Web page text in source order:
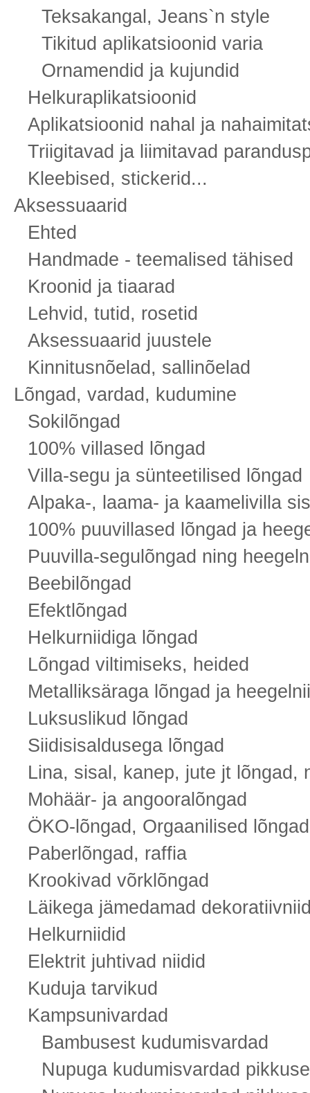
Teksakangal, Jeans`n style
Tikitud aplikatsioonid varia
Ornamendid ja kujundid
Helkuraplikatsioonid
Aplikatsioonid nahal ja
Triigitavad ja liimitavad
Kleebised, stickerid...
Aksessuaarid
Ehted
Handmade - teemalised tähised
Kroonid ja tiaarad
Lehvid, tutid, rosetid
Aksessuaarid juustele
Kinnitusnõelad, sallinõelad
Lõngad, vardad, kudumine
Sokilõngad
100% villased lõngad
Villa-segu ja sünteetilised lõngad
Alpaka-, laama- ja kaamelivilla
100% puuvillased lõngad ja
Puuvilla-segulõngad ning
Beebilõngad
Efektlõngad
Helkurniidiga lõngad
Lõngad viltimiseks, heided
Metalliksäraga lõngad ja
Luksuslikud lõngad
Siidisisaldusega lõngad
Lina, sisal, kanep, jute jt lõngad,
Mohäär- ja angooralõngad
ÖKO-lõngad, Orgaanilised lõngad
Paberlõngad, raffia
Krookivad võrklõngad
Läikega jämedamad
Helkurniidid
Elektrit juhtivad niidid
Kuduja tarvikud
Kampsunivardad
Bambusest kudumisvardad
Nupuga kudumisvardad